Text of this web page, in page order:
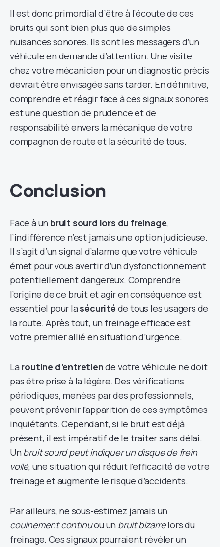
Il est donc primordial d’être à l’écoute de ces
bruits qui sont bien plus que de simples
nuisances sonores. Ils sont les messagers d’un
véhicule en demande d’attention. Une visite
chez votre mécanicien pour un diagnostic précis
devrait être envisagée sans tarder. En définitive,
comprendre et réagir face à ces signaux sonores
est une question de prudence et de
responsabilité envers la mécanique de votre
compagnon de route et la sécurité de tous.
Conclusion
Face à un bruit sourd lors du freinage,
l’indifférence n’est jamais une option judicieuse.
Il s’agit d’un signal d’alarme que votre véhicule
émet pour vous avertir d’un dysfonctionnement
potentiellement dangereux. Comprendre
l’origine de ce bruit et agir en conséquence est
essentiel pour la sécurité de tous les usagers de
la route. Après tout, un freinage efficace est
votre premier allié en situation d’urgence.
La routine d’entretiende votre véhicule ne doit
pas être prise à la légère. Des vérifications
périodiques, menées par des professionnels,
peuvent prévenir l’apparition de ces symptômes
inquiétants. Cependant, si le bruit est déjà
présent, il est impératif de le traiter sans délai.
Un bruit sourd peut indiquer un disque de frein
voilé, une situation qui réduit l’efficacité de votre
freinage et augmente le risque d’accidents.
Par ailleurs, ne sous-estimez jamais un
couinement continuou un bruit bizarrelors du
freinage. Ces signaux pourraient révéler un